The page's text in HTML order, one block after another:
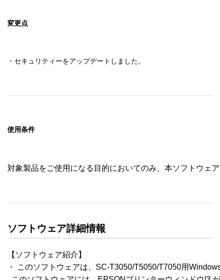
変更点
使用条件
対象製品をご使用になる目的においてのみ、本ソフトウェ
ソフトウェア詳細情報
【ソフトウェア紹介】
・ このソフトウェアは、SC-T3050/T5050/T7050用